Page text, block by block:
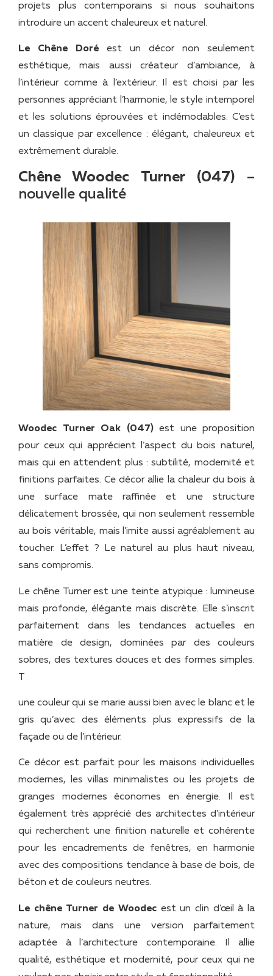
projets plus contemporains si nous souhaitons
introduire un accent chaleureux et naturel.
Le Chêne Doré est un décor non seulement
esthétique, mais aussi créateur d’ambiance, à
l’intérieur comme à l’extérieur. Il est choisi par les
personnes appréciant l’harmonie, le style intemporel
et les solutions éprouvées et indémodables. C’est
un classique par excellence : élégant, chaleureux et
extrêmement durable.
Chêne Woodec Turner (047)–
nouvelle qualité
Woodec Turner Oak (047)est une proposition
pour ceux qui apprécient l’aspect du bois naturel,
mais qui en attendent plus : subtilité, modernité et
finitions parfaites. Ce décor allie la chaleur du bois à
une surface mate raffinée et une structure
délicatement brossée, qui non seulement ressemble
au bois véritable, mais l’imite aussi agréablement au
toucher. L’effet ? Le naturel au plus haut niveau,
sans compromis.
Le chêne Turner est une teinte atypique : lumineuse
mais profonde, élégante mais discrète. Elle s’inscrit
parfaitement dans les tendances actuelles en
matière de design, dominées par des couleurs
sobres, des textures douces et des formes simples.
T
une couleur qui se marie aussi bien avec le blanc et le
gris qu’avec des éléments plus expressifs de la
façade ou de l’intérieur.
Ce décor est parfait pour les maisons individuelles
modernes, les villas minimalistes ou les projets de
granges modernes économes en énergie. Il est
également très apprécié des architectes d’intérieur
qui recherchent une finition naturelle et cohérente
pour les encadrements de fenêtres, en harmonie
avec des compositions tendance à base de bois, de
béton et de couleurs neutres.
Le chêne Turner de Woodecest un clin d’œil à la
nature, mais dans une version parfaitement
adaptée à l’architecture contemporaine. Il allie
qualité, esthétique et modernité, pour ceux qui ne